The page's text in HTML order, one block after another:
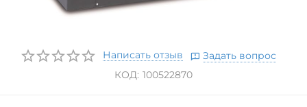
Написать отзыв
Задать вопрос
КОД: 100522870